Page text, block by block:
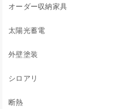
オーダー収納家具
太陽光蓄電
外壁塗装
シロアリ
断熱